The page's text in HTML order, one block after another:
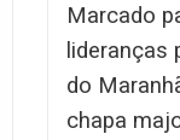
Marcado
do
chapa